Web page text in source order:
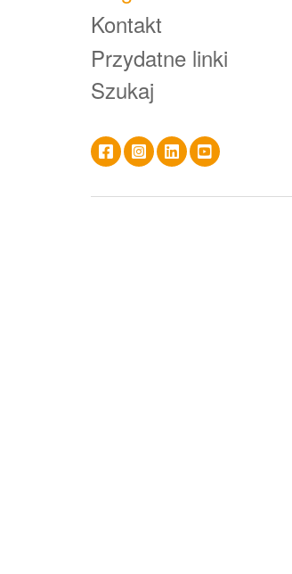
Kontakt
Przydatne linki
Szukaj